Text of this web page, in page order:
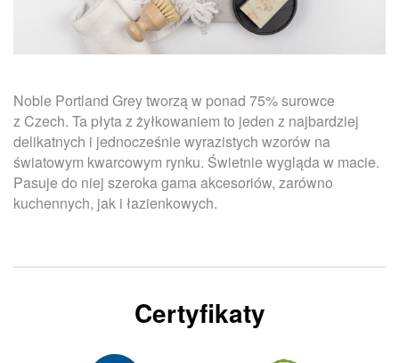
Noble Portland Grey tworzą w ponad 75% surowce
z Czech. Ta płyta z żyłkowaniem to jeden z najbardziej
delikatnych i jednocześnie wyrazistych wzorów na
światowym kwarcowym rynku. Świetnie wygląda w macie.
Pasuje do niej szeroka gama akcesoriów, zarówno
kuchennych, jak i łazienkowych.
Certyfikaty